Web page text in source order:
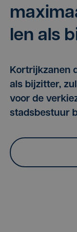
len als
Kortrijkzanen
als bijzitter,
voor de
stadsbestuur